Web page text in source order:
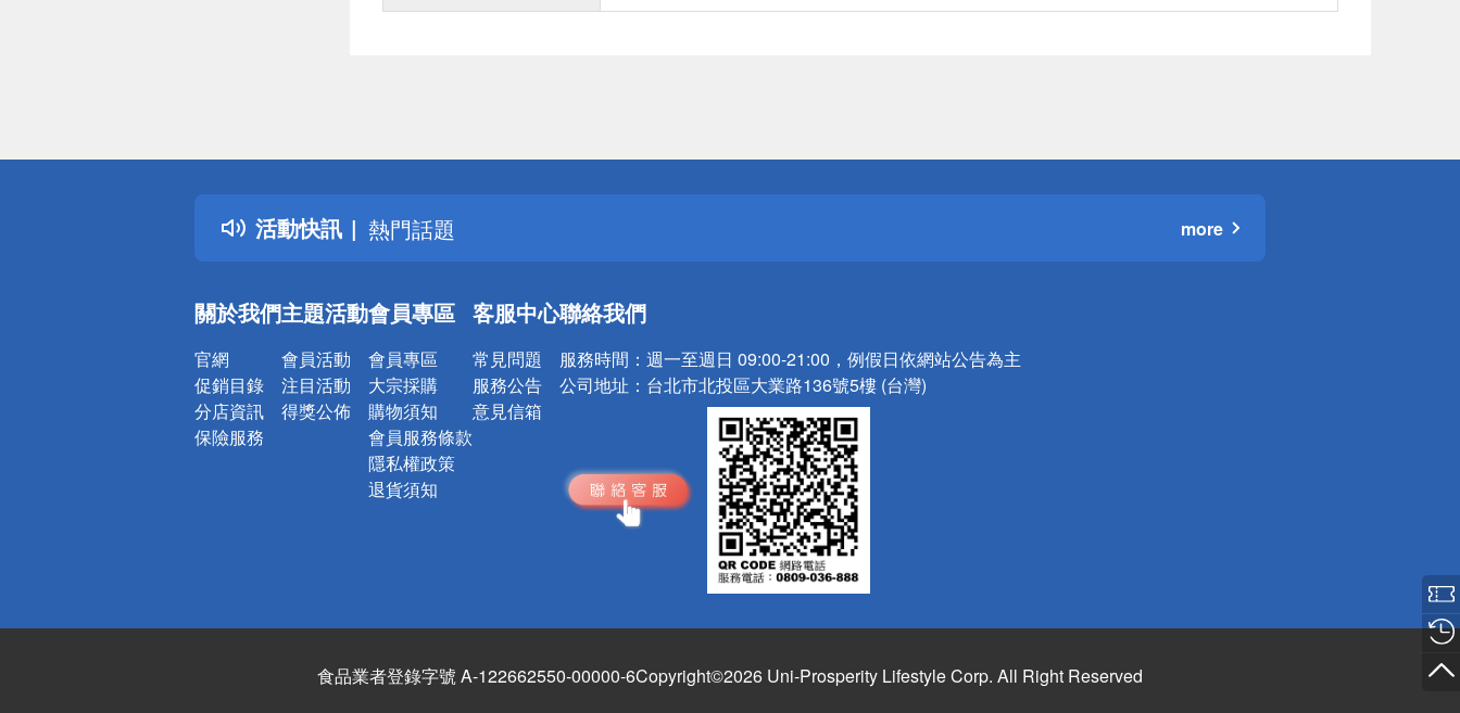
活動快訊
詐騙網頁！請小心！
得獎公告
熱門話題
銀行優惠
詐騙網頁！請小心！
more
關於我們
官網
促銷目錄
分店資訊
保險服務
主題活動
會員活動
注目活動
得獎公佈
會員專區
會員專區
大宗採購
購物須知
會員服務條款
隱私權政策
退貨須知
客服中心
常見問題
服務公告
意見信箱
聯絡我們
服務時間： 週一至週日 09:00-21:00，例假日依網站公告為主
公司地址： 台北市北投區大業路136號5樓 (台灣)
食品業者登錄字號 A-122662550-00000-6Copyright©2026 Uni-Prosperity Lifestyle Corp. All Right Reserved